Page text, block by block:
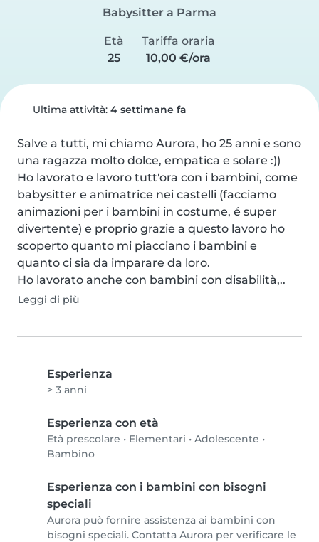
Babysitter a Parma
Età
25
Tariffa oraria
10,00 €/ora
Ultima attività: 4 settimane fa
Salve a tutti, mi chiamo Aurora, ho 25 anni e sono
una ragazza molto dolce, empatica e solare :))
Ho lavorato e lavoro tutt'ora con i bambini, come
babysitter e animatrice nei castelli (facciamo
animazioni per i bambini in costume, é super
divertente) e proprio grazie a questo lavoro ho
scoperto quanto mi piacciano i bambini e
quanto ci sia da imparare da loro.
Ho lavorato anche con bambini con disabilità,..
Leggi di più
Esperienza
> 3 anni
Esperienza con età
Età prescolare • Elementari • Adolescente •
Bambino
Esperienza con i bambini con bisogni
speciali
Aurora può fornire assistenza ai bambini con
bisogni speciali. Contatta Aurora per verificare le